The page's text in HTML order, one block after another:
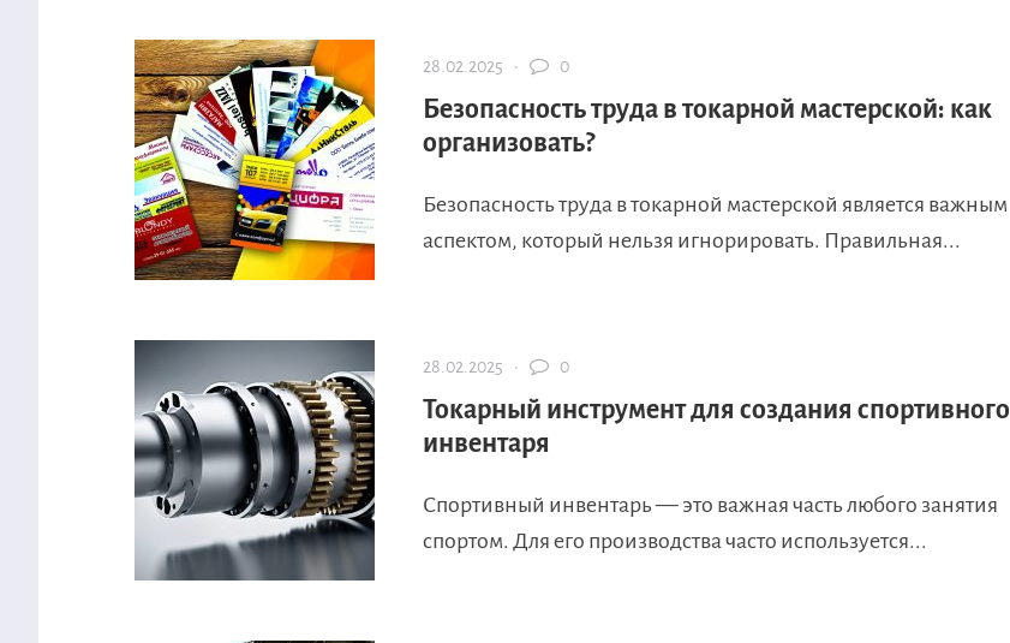
28.02.2025 · 0
Безопасность труда в токарной мастерской: как
организовать?
Безопасность труда в токарной мастерской является важным
аспектом, который нельзя игнорировать. Правильная...
28.02.2025 · 0
Токарный инструмент для создания спортивного
инвентаря
Спортивный инвентарь — это важная часть любого занятия
спортом. Для его производства часто используется...